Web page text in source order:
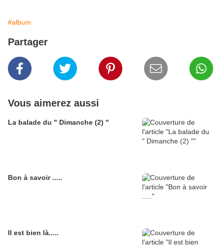
#album
Partager
Vous aimerez aussi
La balade du " Dimanche (2) "
Bon à savoir .....
Il est bien là.....